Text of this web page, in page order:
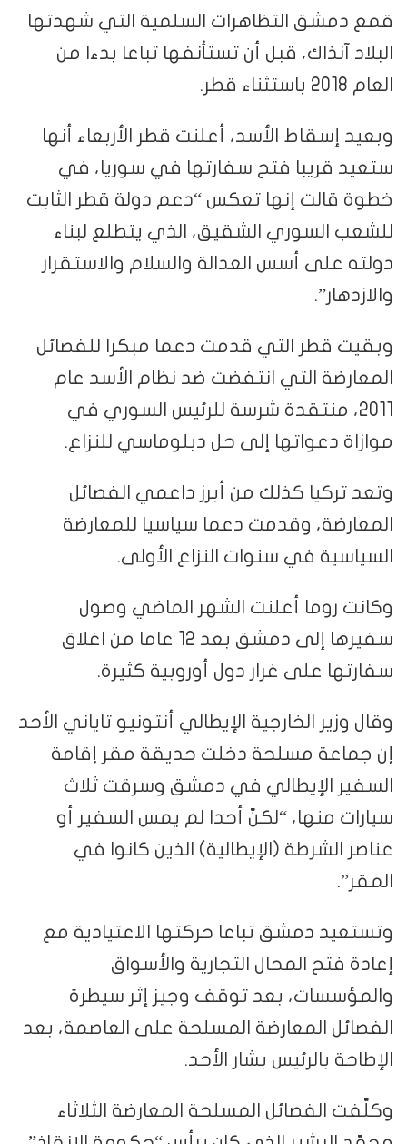
قمع دمشق التظاهرات السلمية التي شهدتها
البلاد آنذاك، قبل أن تستأنفها تباعا بدءا من
العام 2018 باستثناء قطر.
وبعيد إسقاط الأسد، أعلنت قطر الأربعاء أنها
ستعيد قريبا فتح سفارتها في سوريا، في
خطوة قالت إنها تعكس “دعم دولة قطر الثابت
للشعب السوري الشقيق، الذي يتطلع لبناء
دولته على أسس العدالة والسلام والاستقرار
والازدهار”.
وبقيت قطر التي قدمت دعما مبكرا للفصائل
المعارضة التي انتفضت ضد نظام الأسد عام
2011، منتقدة شرسة للرئيس السوري في
موازاة دعواتها إلى حل دبلوماسي للنزاع.
وتعد تركيا كذلك من أبرز داعمي الفصائل
المعارضة، وقدمت دعما سياسيا للمعارضة
السياسية في سنوات النزاع الأولى.
وكانت روما أعلنت الشهر الماضي وصول
سفيرها إلى دمشق بعد 12 عاما من اغلاق
سفارتها على غرار دول أوروبية كثيرة.
وقال وزير الخارجية الإيطالي أنتونيو تاياني الأحد
إن جماعة مسلحة دخلت حديقة مقر إقامة
السفير الإيطالي في دمشق وسرقت ثلاث
سيارات منها، “لكنّ أحدا لم يمس السفير أو
عناصر الشرطة (الإيطالية) الذين كانوا في
المقر”.
وتستعيد دمشق تباعا حركتها الاعتيادية مع
إعادة فتح المحال التجارية والأسواق
والمؤسسات، بعد توقف وجيز إثر سيطرة
الفصائل المعارضة المسلحة على العاصمة، بعد
الإطاحة بالرئيس بشار الأحد.
وكلّفت الفصائل المسلحة المعارضة الثلاثاء